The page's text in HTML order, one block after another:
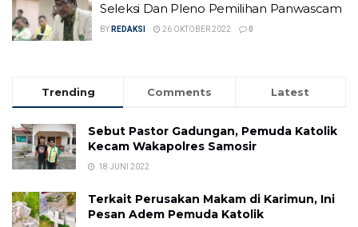
Seleksi Dan Pleno Pemilihan Panwascam
BY REDAKSI 26 OKTOBER 2022 0
Trending Comments Latest
Sebut Pastor Gadungan, Pemuda Katolik
Kecam Wakapolres Samosir
18 JUNI 2022
Terkait Perusakan Makam di Karimun, Ini
Pesan Adem Pemuda Katolik